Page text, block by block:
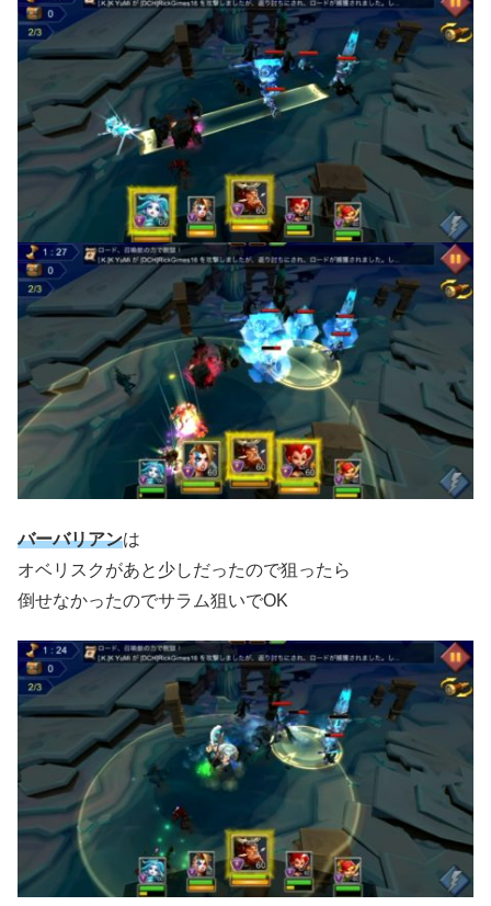
バーバリアンは
オベリスクがあと少しだったので狙ったら
倒せなかったのでサラム狙いでOK